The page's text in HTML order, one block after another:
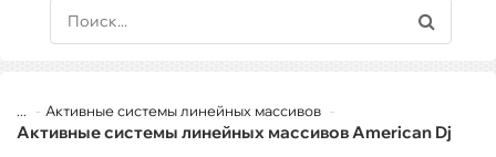
... Активные системы линейных массивов
Активные системы линейных массивов American Dj